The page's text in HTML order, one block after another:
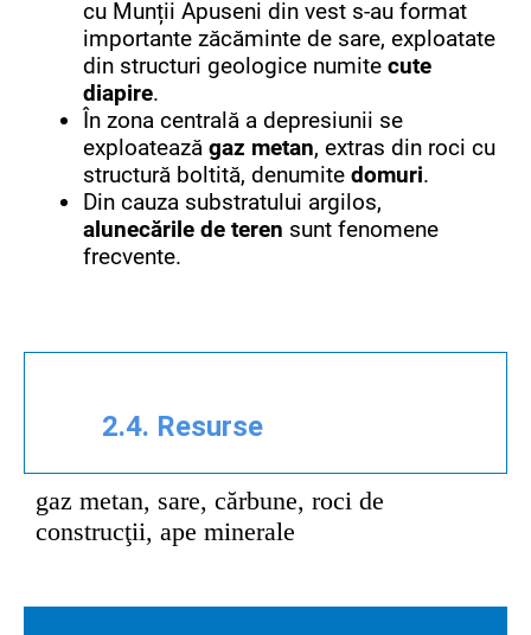
cu Munții Apuseni din vest s-au format
importante zăcăminte de sare, exploatate
din structuri geologice numite cute
diapire.
În zona centrală a depresiunii se
exploatează gaz metan, extras din roci cu
structură boltită, denumite domuri.
Din cauza substratului argilos,
alunecările de teren sunt fenomene
frecvente.
2.4. Resurse
gaz metan, sare, cărbune, roci de
construcţii, ape minerale